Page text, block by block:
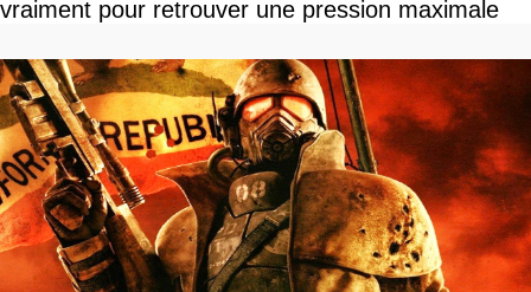
vraiment pour retrouver une pression maximale